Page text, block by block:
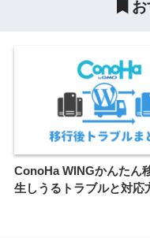
ConoHa WINGかんたん
生しうるトラブルと対応